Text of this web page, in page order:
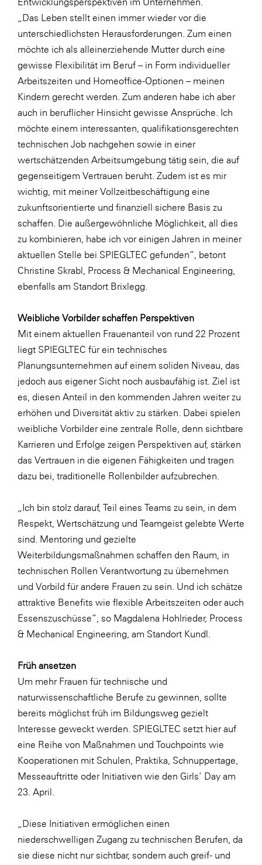
„Das Leben stellt einen immer wieder vor die
unterschiedlichsten Herausforderungen. Zum einen
möchte ich als alleinerziehende Mutter durch eine
gewisse Flexibilität im Beruf – in Form individueller
Arbeitszeiten und Homeoffice-Optionen – meinen
Kindern gerecht werden. Zum anderen habe ich aber
auch in beruflicher Hinsicht gewisse Ansprüche. Ich
möchte einem interessanten, qualifikationsgerechten
technischen Job nachgehen sowie in einer
wertschätzenden Arbeitsumgebung tätig sein, die auf
gegenseitigem Vertrauen beruht. Zudem ist es mir
wichtig, mit meiner Vollzeitbeschäftigung eine
zukunftsorientierte und finanziell sichere Basis zu
schaffen. Die außergewöhnliche Möglichkeit, all dies
zu kombinieren, habe ich vor einigen Jahren in meiner
aktuellen Stelle bei SPIEGLTEC gefunden“, betont
Christine Skrabl, Process & Mechanical Engineering,
ebenfalls am Standort Brixlegg.
Weibliche Vorbilder schaffen Perspektiven
Mit einem aktuellen Frauenanteil von rund 22 Prozent
liegt SPIEGLTEC für ein technisches
Planungsunternehmen auf einem soliden Niveau, das
jedoch aus eigener Sicht noch ausbaufähig ist. Ziel ist
es, diesen Anteil in den kommenden Jahren weiter zu
erhöhen und Diversität aktiv zu stärken. Dabei spielen
weibliche Vorbilder eine zentrale Rolle, denn sichtbare
Karrieren und Erfolge zeigen Perspektiven auf, stärken
das Vertrauen in die eigenen Fähigkeiten und tragen
dazu bei, traditionelle Rollenbilder aufzubrechen.
„Ich bin stolz darauf, Teil eines Teams zu sein, in dem
Respekt, Wertschätzung und Teamgeist gelebte Werte
sind. Mentoring und gezielte
Weiterbildungsmaßnahmen schaffen den Raum, in
technischen Rollen Verantwortung zu übernehmen
und Vorbild für andere Frauen zu sein. Und ich schätze
attraktive Benefits wie flexible Arbeitszeiten oder auch
Essenszuschüsse“, so Magdalena Hohlrieder, Process
& Mechanical Engineering, am Standort Kundl.
Früh ansetzen
Um mehr Frauen für technische und
naturwissenschaftliche Berufe zu gewinnen, sollte
bereits möglichst früh im Bildungsweg gezielt
Interesse geweckt werden. SPIEGLTEC setzt hier auf
eine Reihe von Maßnahmen und Touchpoints wie
Kooperationen mit Schulen, Praktika, Schnuppertage,
Messeauftritte oder Initiativen wie den Girls’ Day am
23. April.
„Diese Initiativen ermöglichen einen
niederschwelligen Zugang zu technischen Berufen, da
sie diese nicht nur sichtbar, sondern auch greif- und